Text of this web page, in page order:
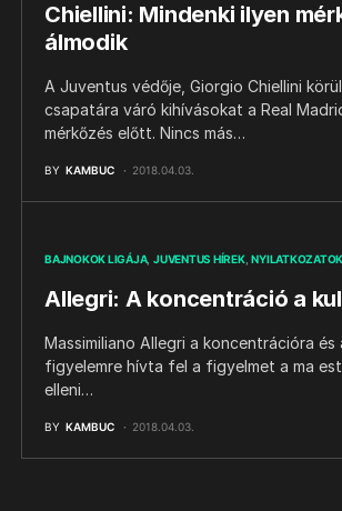
Chiellini: Mindenki ilyen
álmodik
A Juventus védője, Giorgio Chiellini
csapatára váró kihívásokat a Real
mérkőzés előtt. Nincs más…
BY KAMBUC 2018.04.03.
BAJNOKOK LIGÁJA JUVENTUS HÍREK NYILATKOZATOK
Allegri: A koncentráció a
Massimiliano Allegri a koncentrációra és
figyelemre hívta fel a figyelmet a ma
elleni…
BY KAMBUC 2018.04.03.